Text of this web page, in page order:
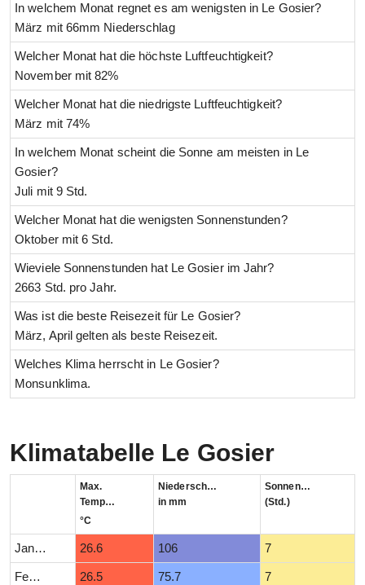
In welchem Monat regnet es am wenigsten in Le Gosier?
März mit 66mm Niederschlag
Welcher Monat hat die höchste Luftfeuchtigkeit?
November mit 82%
Welcher Monat hat die niedrigste Luftfeuchtigkeit?
März mit 74%
In welchem Monat scheint die Sonne am meisten in Le
Gosier?
Juli mit 9 Std.
Welcher Monat hat die wenigsten Sonnenstunden?
Oktober mit 6 Std.
Wieviele Sonnenstunden hat Le Gosier im Jahr?
2663 Std. pro Jahr.
Was ist die beste Reisezeit für Le Gosier?
März, April gelten als beste Reisezeit.
Welches Klima herrscht in Le Gosier?
Monsunklima.
Klimatabelle Le Gosier
Max.
Temperatur
°C
Niederschlag
in mm
Sonnenstunden
(Std.)
Januar 26.6 106 7
Februar 26.5 75.7 7